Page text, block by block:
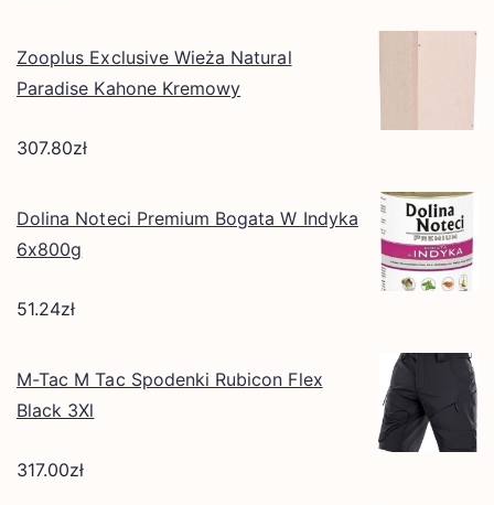
Zooplus Exclusive Wieża Natural
Paradise Kahone Kremowy
307.80zł
Dolina Noteci Premium Bogata W Indyka
6x800g
51.24zł
M-Tac M Tac Spodenki Rubicon Flex
Black 3Xl
317.00zł